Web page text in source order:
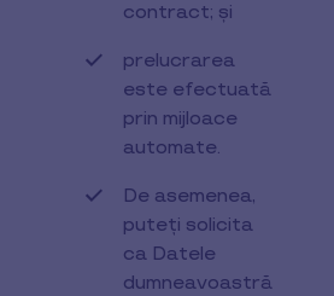
contract; și
prelucrarea
este efectuată
prin mijloace
automate.
De asemenea,
puteți solicita
ca Datele
dumneavoastră